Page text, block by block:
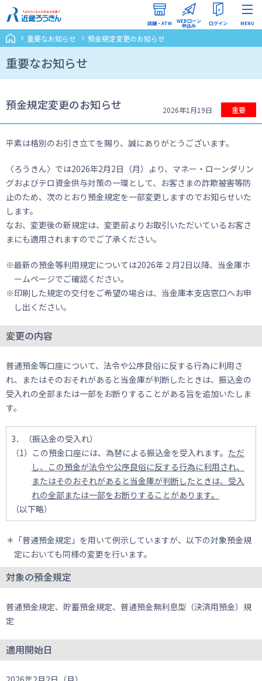
店舗・ATM WEBローン
申込み ログイン
インターネットバンキング
MENU
重要なお知らせ 預金規定変更のお知らせ
重要なお知らせ
預金規定変更のお知らせ 重要
2026年1月19日
平素は格別のお引き立てを賜り、誠にありがとうございます。
〈ろうきん〉では2026年2月2日（月）より、マネー・ローンダリン
グおよびテロ資金供与対策の一環として、お客さまの詐欺被害等防
止のため、次のとおり預金規定を一部変更しますのでお知らせいた
します。
なお、変更後の新規定は、変更前よりお取引いただいているお客さ
まにも適用されますのでご了承ください。
※最新の預金等利用規定については2026年２月2日以降、当金庫ホ
ームページでご確認ください。
※印刷した規定の交付をご希望の場合は、当金庫本支店窓口へお申
し出ください。
変更の内容
普通預金等口座について、法令や公序良俗に反する行為に利用さ
れ、またはそのおそれがあると当金庫が判断したときは、振込金の
受入れの全部または一部をお断りすることがある旨を追加いたしま
す。
3．（振込金の受入れ）
（1）この預金口座には、為替による振込金を受入れます。 ただ
し、この預金が法令や公序良俗に反する行為に利用され、
またはそのおそれがあると当金庫が判断したときは、受入
れの全部または一部をお断りすることがあります。
（以下略）
＊「普通預金規定」を用いて例示していますが、以下の対象預金規
定においても同様の変更を行います。
対象の預金規定
普通預金規定、貯蓄預金規定、普通預金無利息型（決済用預金）規
定
適用開始日